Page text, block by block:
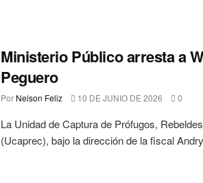
Ministerio Público arresta a
Peguero
Por Nelson Feliz 10 DE JUNIO DE 2026 0
La Unidad de Captura de Prófugos,
(Ucaprec), bajo la dirección de la fiscal